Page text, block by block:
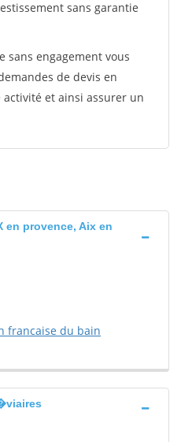
sans garantie
sans engagement vous
de devis en
et ainsi assurer un
en provence, Aix en
francaise du bain